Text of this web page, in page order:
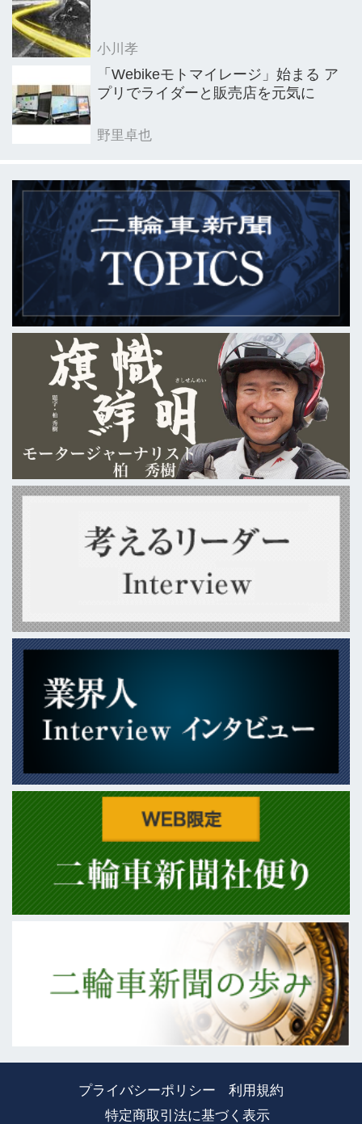
小川孝
「Webikeモトマイレージ」始まる ア
プリでライダーと販売店を元気に
野里卓也
プライバシーポリシー
利用規約
特定商取引法に基づく表示